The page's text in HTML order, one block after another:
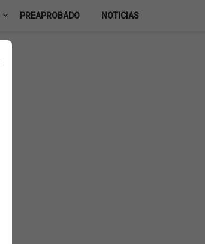
PREAPROBADO NOTICIAS